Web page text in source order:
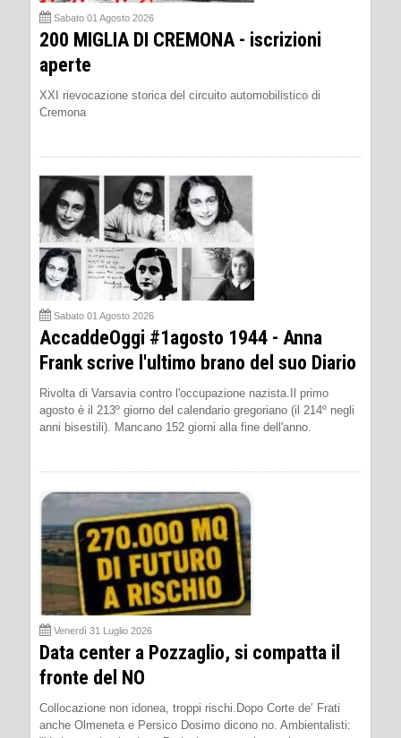
Sabato 01 Agosto 2026
200 MIGLIA DI CREMONA - iscrizioni
aperte
XXI rievocazione storica del circuito automobilistico di
Cremona
Sabato 01 Agosto 2026
AccaddeOggi #1agosto 1944 - Anna
Frank scrive l'ultimo brano del suo Diario
Rivolta di Varsavia contro l'occupazione nazista.Il primo
agosto è il 213º giorno del calendario gregoriano (il 214º negli
anni bisestili). Mancano 152 giorni alla fine dell'anno.
Venerdì 31 Luglio 2026
Data center a Pozzaglio, si compatta il
fronte del NO
Collocazione non idonea, troppi rischi.Dopo Corte de’ Frati
anche Olmeneta e Persico Dosimo dicono no. Ambientalisti: